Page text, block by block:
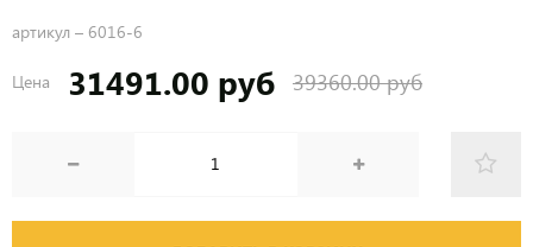
артикул – 6016-6
Цена 31491.00 руб 39360.00 руб